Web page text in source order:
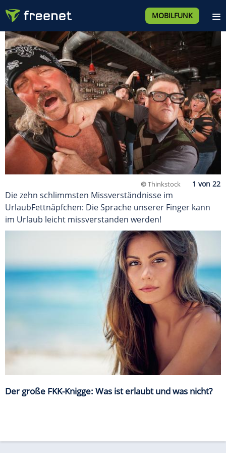
MOBILFUNK
©Thinkstock
Die zehn schlimmsten Missverständnisse im
UrlaubFettnäpfchen: Die Sprache unserer Finger kann
im Urlaub leicht missverstanden werden!
Der große FKK-Knigge: Was ist erlaubt und was nicht?